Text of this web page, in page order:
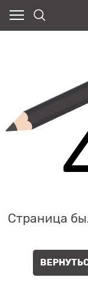
Страница